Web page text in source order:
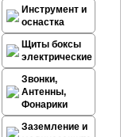
Инструмент и
оснастка
Щиты боксы
электрические
Звонки,
Антенны,
Фонарики
Заземление и